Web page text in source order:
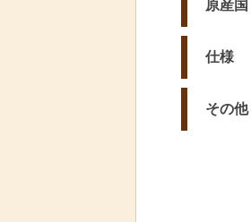
原産国
仕様
その他